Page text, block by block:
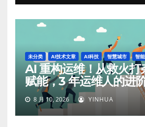
未分类 AI技术文章 AI科技 智慧城市 智
AI 重构运维！从救火打
赋能，3 年运维人的进
8 月 10, 2026 YINHUA